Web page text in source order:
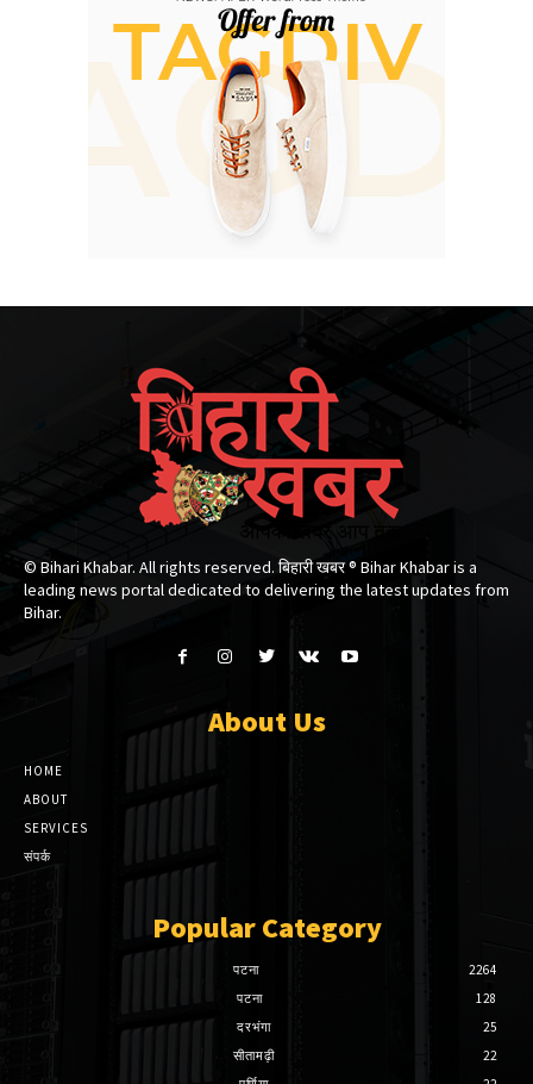
© Bihari Khabar. All rights reserved. बिहारी खबर ®​ Bihar Khabar is a
leading news portal dedicated to delivering the latest updates from
Bihar.
About Us
HOME
ABOUT
SERVICES
संपर्क
Popular Category
पटना
2264
पटना
128
दरभंगा
25
सीतामढ़ी
22